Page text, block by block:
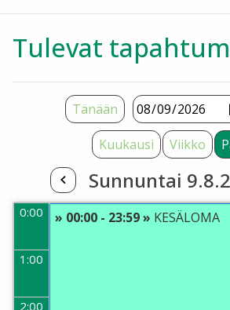
Tulevat
Kuukausi Viikko
Sunnuntai
Tänään
0:00
1:00
2:00
» 00:00 - 23:59 » KESÄLOMA